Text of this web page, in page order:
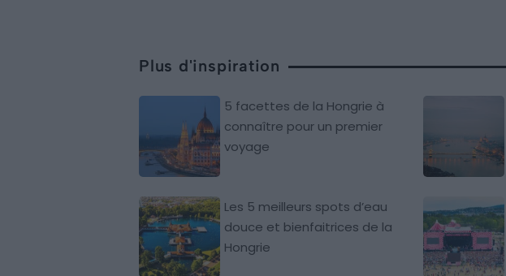
Plus d'inspiration
5 facettes de la Hongrie à
connaître pour un premier
voyage
Les 5 meilleurs spots d’eau
douce et bienfaitrices de la
Hongrie